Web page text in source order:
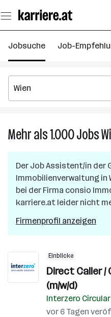
Seiteninhalt
springen
Jobsuche Job-
Mehr als 1.000Jobs
Der JobAssistent/in der
Immobilienverwaltung in
bei der Firma consio
karriere.at leider nicht
Firmenprofil anzeigen
Einblicke
Direct Caller /
(m/w/d)
Interzero
vor 6 Tagen